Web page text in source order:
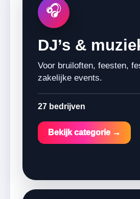
🎧
DJ’s &
Voor bruiloften, feesten,
zakelijke events.
27 bedrijven
Bekijk categorie →